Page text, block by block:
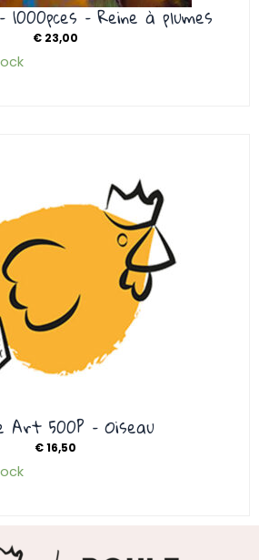
1000pces – Reine à plumes
€ 23,00
Art 500P – Oiseau
€16,50